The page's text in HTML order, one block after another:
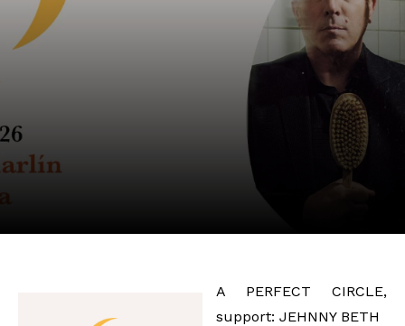
A PERFECT CIRCLE,
support: JEHNNY BETH